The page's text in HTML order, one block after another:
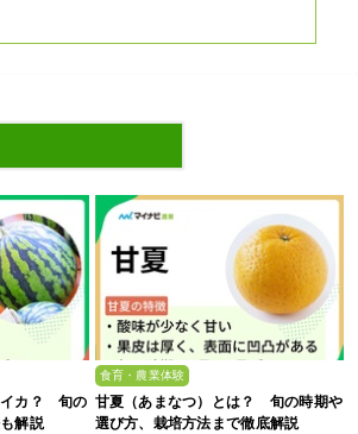
イカ？ 旬の
解説
食育・農業体験
甘夏（あまなつ）とは？ 旬の時期や
選び方、栽培方法まで徹底解説